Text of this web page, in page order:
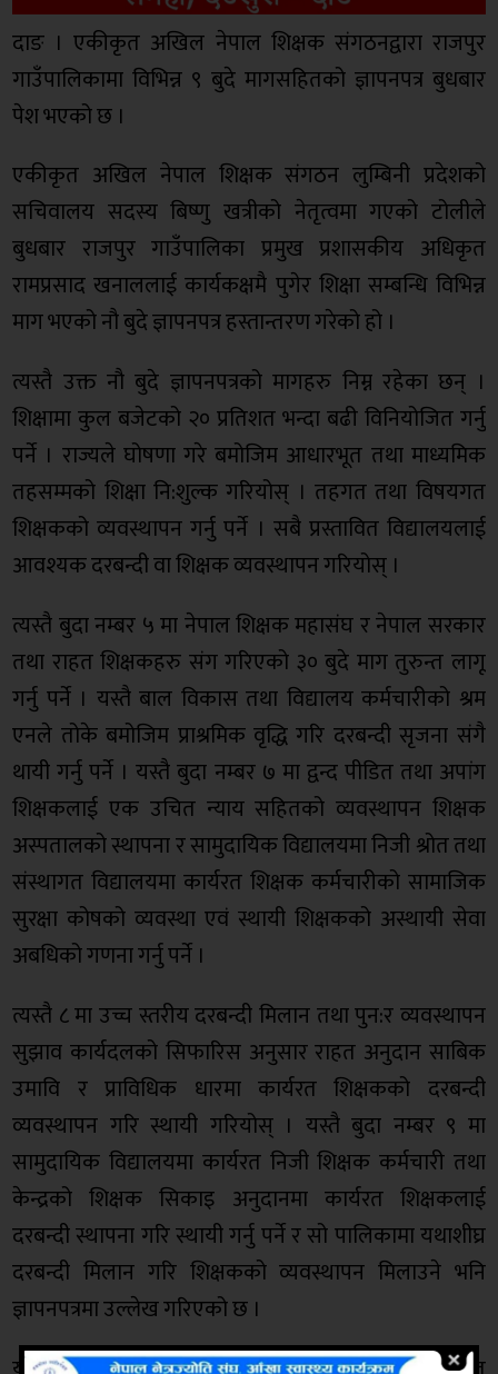
दाङ । एकीकृत अखिल नेपाल शिक्षक संगठनद्वारा राजपुर
गाउँपालिकामा विभिन्न ९ बुदे मागसहितको ज्ञापनपत्र बुधबार
पेश भएको छ ।
एकीकृत अखिल नेपाल शिक्षक संगठन लुम्बिनी प्रदेशको
सचिवालय सदस्य बिष्णु खत्रीको नेतृत्वमा गएको टोलीले
बुधबार राजपुर गाउँपालिका प्रमुख प्रशासकीय अधिकृत
रामप्रसाद खनाललाई कार्यकक्षमै पुगेर शिक्षा सम्बन्धि विभिन्न
माग भएको नौ बुदे ज्ञापनपत्र हस्तान्तरण गरेको हो ।
त्यस्तै उक्त नौ बुदे ज्ञापनपत्रको मागहरु निम्न रहेका छन् ।
शिक्षामा कुल बजेटको २० प्रतिशत भन्दा बढी विनियोजित गर्नु
पर्ने । राज्यले घोषणा गरे बमोजिम आधारभूत तथा माध्यमिक
तहसम्मको शिक्षा नि:शुल्क गरियोस् । तहगत तथा विषयगत
शिक्षकको व्यवस्थापन गर्नु पर्ने । सबै प्रस्तावित विद्यालयलाई
आवश्यक दरबन्दी वा शिक्षक व्यवस्थापन गरियोस् ।
त्यस्तै बुदा नम्बर ५ मा नेपाल शिक्षक महासंघ र नेपाल सरकार
तथा राहत शिक्षकहरु संग गरिएको ३० बुदे माग तुरुन्त लागू
गर्नु पर्ने । यस्तै बाल विकास तथा विद्यालय कर्मचारीको श्रम
एनले तोके बमोजिम प्राश्रमिक वृद्धि गरि दरबन्दी सृजना संगै
थायी गर्नु पर्ने । यस्तै बुदा नम्बर ७ मा द्वन्द पीडित तथा अपांग
शिक्षकलाई एक उचित न्याय सहितको व्यवस्थापन शिक्षक
अस्पतालको स्थापना र सामुदायिक विद्यालयमा निजी श्रोत तथा
संस्थागत विद्यालयमा कार्यरत शिक्षक कर्मचारीको सामाजिक
सुरक्षा कोषको व्यवस्था एवं स्थायी शिक्षकको अस्थायी सेवा
अबधिको गणना गर्नु पर्ने ।
त्यस्तै ८ मा उच्च स्तरीय दरबन्दी मिलान तथा पुन:र व्यवस्थापन
सुझाव कार्यदलको सिफारिस अनुसार राहत अनुदान साबिक
उमावि र प्राविधिक धारमा कार्यरत शिक्षकको दरबन्दी
व्यवस्थापन गरि स्थायी गरियोस् । यस्तै बुदा नम्बर ९ मा
सामुदायिक विद्यालयमा कार्यरत निजी शिक्षक कर्मचारी तथा
केन्द्रको शिक्षक सिकाइ अनुदानमा कार्यरत शिक्षकलाई
दरबन्दी स्थापना गरि स्थायी गर्नु पर्ने र सो पालिकामा यथाशीघ्र
दरबन्दी मिलान गरि शिक्षकको व्यवस्थापन मिलाउने भनि
ज्ञापनपत्रमा उल्लेख गरिएको छ ।